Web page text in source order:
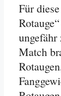
Für
Match